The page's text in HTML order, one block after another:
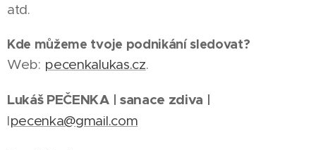
atd.
Kde můžeme tvoje podnikání sledovat?
Web: pecenkalukas.cz.
Lukáš PEČENKA | sanace zdiva |
lpecenka@gmail.com
KUTNÁ
HORA |
#silnějšíhybatelé:
Cenu
projektu
29.10.2025
HORA |
Lukáš
14.10.2025